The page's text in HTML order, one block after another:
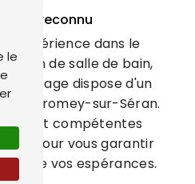
faire reconnu
d'expérience dans le
de salle de bain,
dispose d'un
à Valromey-sur-Séran.
et compétentes
pour vous garantir
de vos espérances.
le